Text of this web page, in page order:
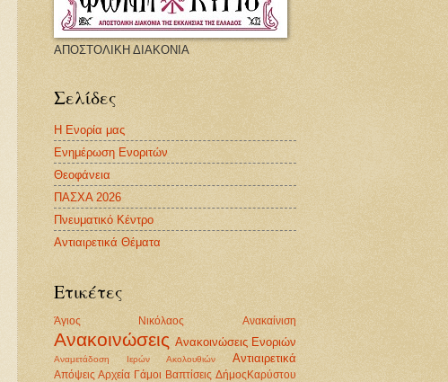
ΑΠΟΣΤΟΛΙΚΗ ΔΙΑΚΟΝΙΑ
Σελίδες
Η Ενορία μας
Ενημέρωση Ενοριτών
Θεοφάνεια
ΠΑΣΧΑ 2026
Πνευματικό Κέντρο
Αντιαιρετικά Θέματα
Ετικέτες
Άγιος Νικόλαος Ανακαίνιση
Ανακοινώσεις Ανακοινώσεις Ενοριών
Αναμετάδοση Ιερών Ακολουθιών Αντιαιρετικά
Απόψεις Αρχεία Γάμοι Βαπτίσεις ΔήμοςΚαρύστου